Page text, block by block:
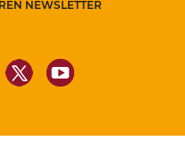
NEWSLETTER